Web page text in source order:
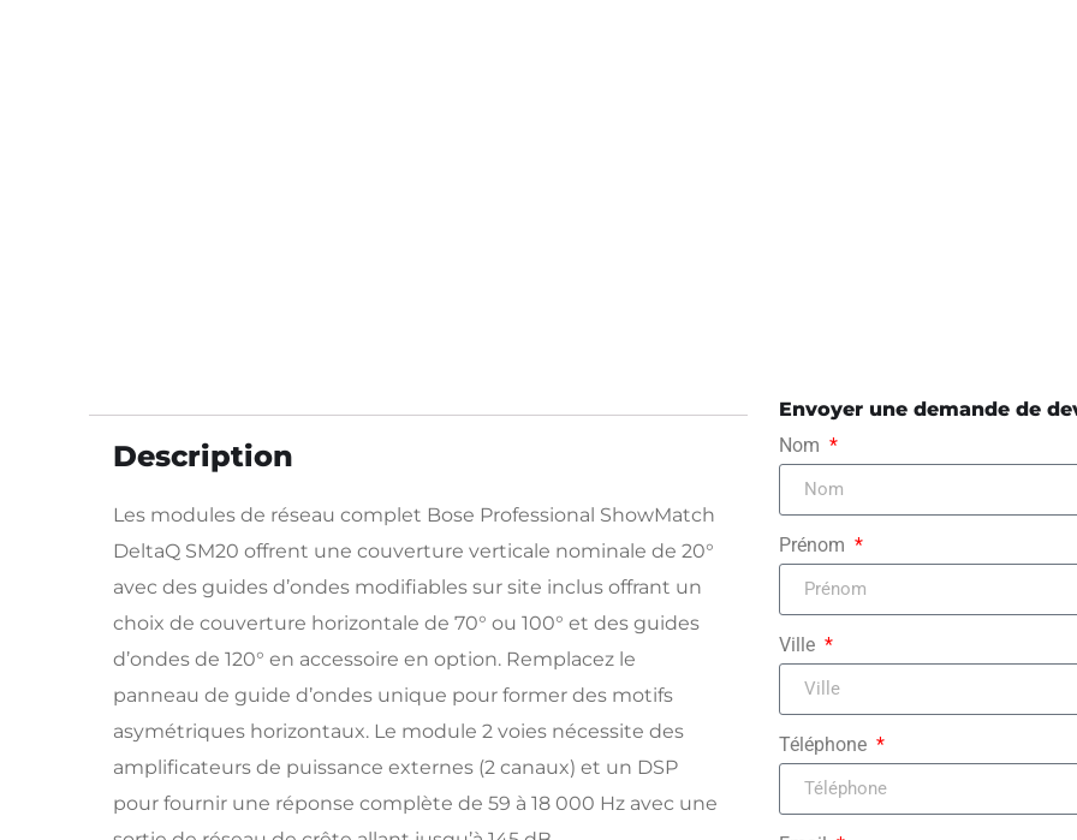
Description
Les modules de réseau complet Bose Professional ShowMatch
DeltaQ SM20 offrent une couverture verticale nominale de 20°
avec des guides d’ondes modifiables sur site inclus offrant un
choix de couverture horizontale de 70° ou 100° et des guides
d’ondes de 120° en accessoire en option. Remplacez le
panneau de guide d’ondes unique pour former des motifs
asymétriques horizontaux. Le module 2 voies nécessite des
amplificateurs de puissance externes (2 canaux) et un DSP
pour fournir une réponse complète de 59 à 18 000 Hz avec une
Envoyer une demande de
Nom
Prénom
Ville
Téléphone